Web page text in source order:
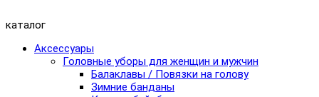
каталог
Аксессуары
Головные уборы для женщин и мужчин
Балаклавы / Повязки на голову
Зимние банданы